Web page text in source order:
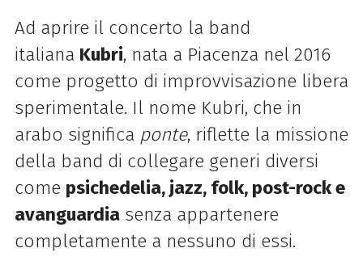
Ad aprire il concerto la band
italiana Kubri, nata a Piacenza nel 2016
come progetto di improvvisazione libera
sperimentale. Il nome Kubri, che in
arabo significa ponte, riflette la missione
della band di collegare generi diversi
come psichedelia, jazz, folk, post-rock e
avanguardiasenza appartenere
completamente a nessuno di essi.